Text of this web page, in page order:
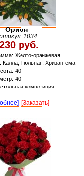
Орион
1034
руб.
Желто-оранжевая
Калла, Тюльпан, Хризантема
40
40
композиция
[Заказать]